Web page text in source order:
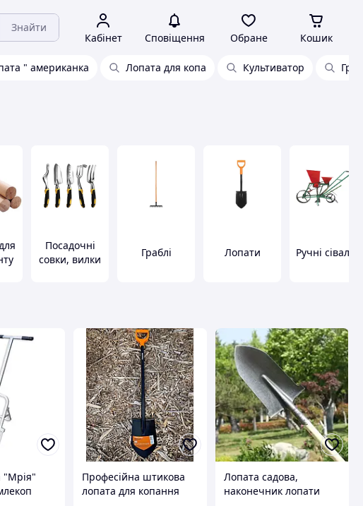
Знайти
Кабінет Сповіщення Обране Кошик
" американка Лопата для копа Культиватор
Посадочні
совки, вилки
Граблі Лопати Ручні сівалки
"Мрія" Професійна штикова
лопата для копання
Лопата садова,
наконечник лопати